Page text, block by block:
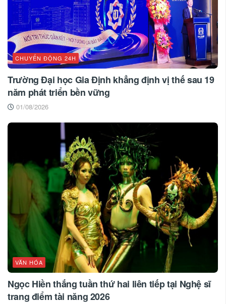
CHUYỂN ĐỘNG 24H
Trường Đại học Gia Định khẳng định vị thế sau 19
năm phát triển bền vững
01/08/2026
VĂN HÓA
Ngọc Hiền thắng tuần thứ hai liên tiếp tại Nghệ sĩ
trang điểm tài năng 2026